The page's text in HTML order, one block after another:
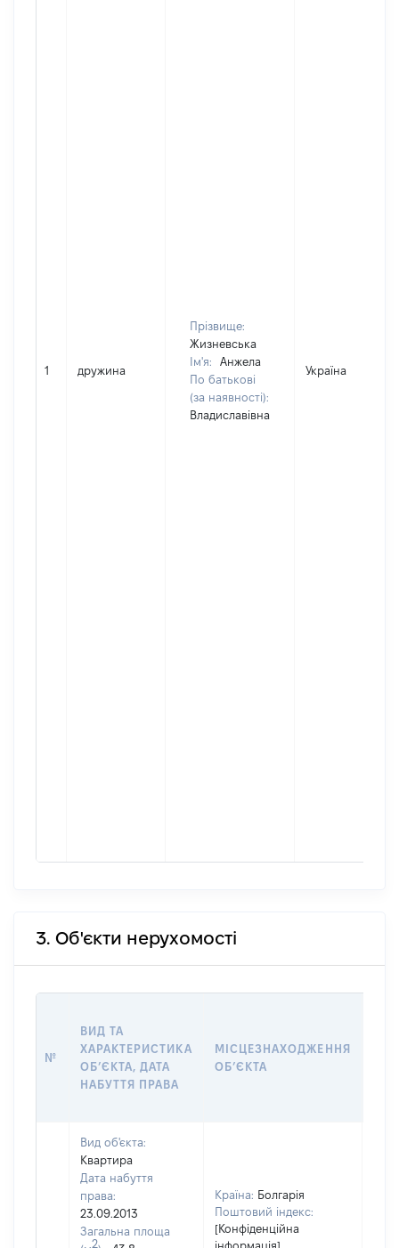
1 дружина
Прізвище:
Жизневська
Ім'я:
Анжела
По батькові
(за наявності):
Владиславівна
Україна
3. Об'єкти нерухомості
№
ВИД ТА
ХАРАКТЕРИСТИКА
ОБʼЄКТА, ДАТА
НАБУТТЯ ПРАВА
МІСЦЕЗНАХОДЖЕННЯ
ОБʼЄКТА
Вид об'єкта:
Квартира
Дата набуття
права:
23.09.2013
Загальна площа
2
Країна: Болгарія
Поштовий індекс:
[Конфіденційна
інформація]